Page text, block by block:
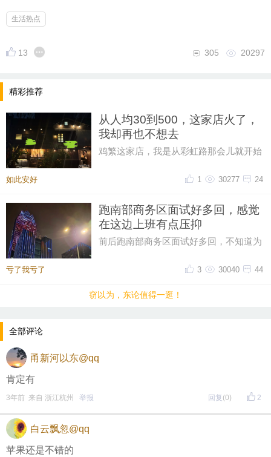
存空间不够。为了迎合消费者需求，甚至最近都有1T
提示：回复之后就能看到红包，点击下方“开”即可领
取红包~
↓↓↓
红包帖分享此帖至朋友圈或好友，有机会获得更多红
包。
• 参与方式
一、评论主题内容即可领取红包！
生活热点
13 20297
305
精彩推荐
从人均30到500，这家店火了，
我却再也不想去
鸡繁这家店，我是从彩虹路那会儿就开始
声再多，我也愿意去，那时候感
如此安好 24
30277
1
跑南部商务区面试好多回，感觉
在这边上班有点压抑
前后跑南部商务区面试好多回，不知道为
片密集写字楼自带压抑感，上下
亏了我亏了 44
30040
3
窃以为，东论值得一逛！
全部评论
甬新河以东@qq
肯定有
2
3年前 来自 浙江杭州 举报 回复 (0)
白云飘忽@qq
苹果还是不错的